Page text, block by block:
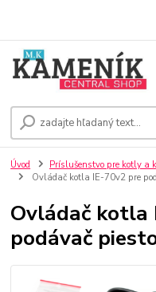
Úvod Príslušenstvo pre kotly a
Ovládač kotla IE-70v2 pre
Ovládač kotla
podávač